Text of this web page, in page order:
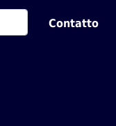
Contatto